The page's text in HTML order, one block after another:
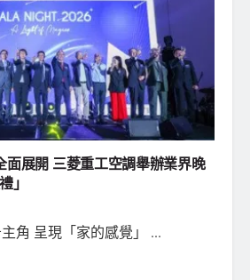
面展開 三菱重工空調舉辦業界晚
」
角 呈現「家的感覺」 ...